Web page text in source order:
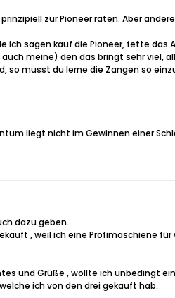
prinzipiell zur Pioneer raten. Aber
ich sagen kauf die Pioneer, fette
meine) den das bringt sehr viel,
so musst du lerne die Zangen so
liegt nicht im Gewinnen einer
dazu geben.
, weil ich eine Profimaschiene
und Grüße , wollte ich unbedingt
ich von den drei gekauft hab.